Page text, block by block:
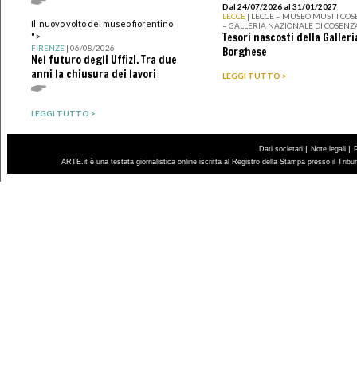
Il nuovo volto del museo fiorentino
">
FIRENZE| 06/08/2026
Nel futuro degli Uffizi. Tra due
anni la chiusura dei lavori
LEGGI TUTTO >
Dal 24/07/2026 al 31/01/2027
LECCE | LECCE – MUSEO MUST I
– GALLERIA NAZIONALE DI
Tesori nascosti della
Borghese
LEGGI TUTTO >
Dati societari | Note legali |
ARTE.it è una testata giornalistica online iscritta al Registro della Stampa presso il